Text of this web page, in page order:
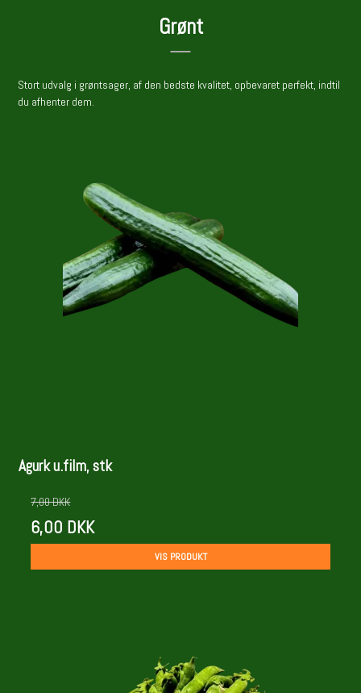
Grønt
Stort udvalg i grøntsager, af den bedste kvalitet, opbevaret perfekt, indtil
du afhenter dem.
Agurk u.film, stk
7,00 DKK
6,00 DKK
VIS PRODUKT